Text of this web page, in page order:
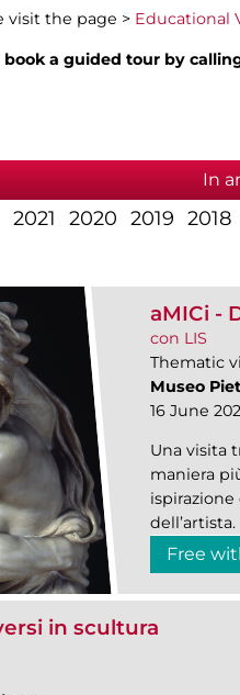
visit the page > Educational
a guided tour by
In
2021 2020 2019 2018
aMICi -
con LIS
Thematic
Museo
16 June
Una visita
maniera
dell’artista.
Free
in scultura